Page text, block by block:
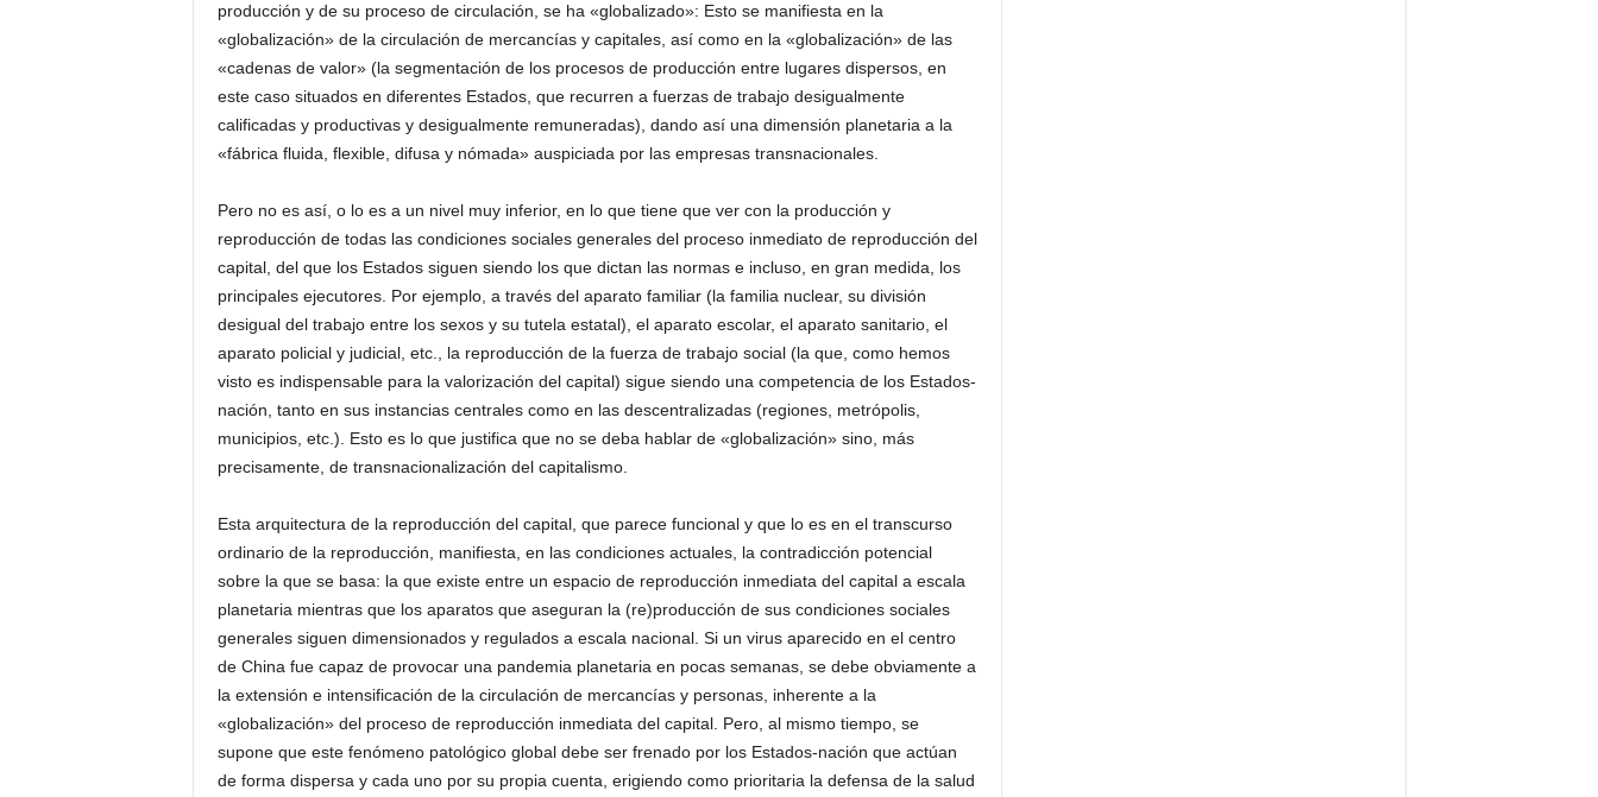
producción y de su proceso de circulación, se ha «globalizado»: Esto se manifiesta en la
«globalización» de la circulación de mercancías y capitales, así como en la «globalización» de las
«cadenas de valor» (la segmentación de los procesos de producción entre lugares dispersos, en
este caso situados en diferentes Estados, que recurren a fuerzas de trabajo desigualmente
calificadas y productivas y desigualmente remuneradas), dando así una dimensión planetaria a la
«fábrica fluida, flexible, difusa y nómada» auspiciada por las empresas transnacionales.
Pero no es así, o lo es a un nivel muy inferior, en lo que tiene que ver con la producción y
reproducción de todas las condiciones sociales generales del proceso inmediato de reproducción del
capital, del que los Estados siguen siendo los que dictan las normas e incluso, en gran medida, los
principales ejecutores. Por ejemplo, a través del aparato familiar (la familia nuclear, su división
desigual del trabajo entre los sexos y su tutela estatal), el aparato escolar, el aparato sanitario, el
aparato policial y judicial, etc., la reproducción de la fuerza de trabajo social (la que, como hemos
visto es indispensable para la valorización del capital) sigue siendo una competencia de los Estados-
nación, tanto en sus instancias centrales como en las descentralizadas (regiones, metrópolis,
municipios, etc.). Esto es lo que justifica que no se deba hablar de «globalización» sino, más
precisamente, de transnacionalización del capitalismo.
Esta arquitectura de la reproducción del capital, que parece funcional y que lo es en el transcurso
ordinario de la reproducción, manifiesta, en las condiciones actuales, la contradicción potencial
sobre la que se basa: la que existe entre un espacio de reproducción inmediata del capital a escala
planetaria mientras que los aparatos que aseguran la (re)producción de sus condiciones sociales
generales siguen dimensionados y regulados a escala nacional. Si un virus aparecido en el centro
de China fue capaz de provocar una pandemia planetaria en pocas semanas, se debe obviamente a
la extensión e intensificación de la circulación de mercancías y personas, inherente a la
«globalización» del proceso de reproducción inmediata del capital. Pero, al mismo tiempo, se
supone que este fenómeno patológico global debe ser frenado por los Estados-nación que actúan
de forma dispersa y cada uno por su propia cuenta, erigiendo como prioritaria la defensa de la salud